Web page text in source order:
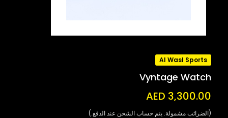
Al Wasl Sports
Vyntage Watch
AED 3,300.00
(الضرائب مشمولة. يتم حساب الشحن عند الدفع.)